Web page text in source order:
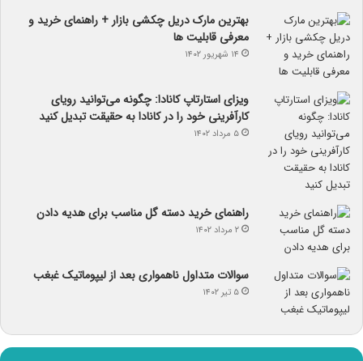
بهترین مارک دریل چکشی بازار + راهنمای خرید و
معرفی قابلیت ها
۱۴ شهریور ۱۴۰۲
ویزای استارتاپ کانادا: چگونه می‌توانید رویای
کارآفرینی خود را در کانادا به حقیقت تبدیل کنید
۵ مرداد ۱۴۰۲
راهنمای خرید دسته گل مناسب برای هدیه دادن
۲ مرداد ۱۴۰۲
سوالات متداول ناهمواری بعد از لیپوماتیک غبغب
۵ تیر ۱۴۰۲